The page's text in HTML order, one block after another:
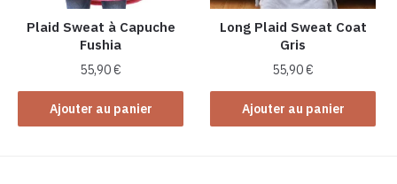
Plaid Sweat à Capuche
Fushia
55,90€
Ajouter au panier
Long Plaid Sweat Coat
Gris
55,90€
Ajouter au panier